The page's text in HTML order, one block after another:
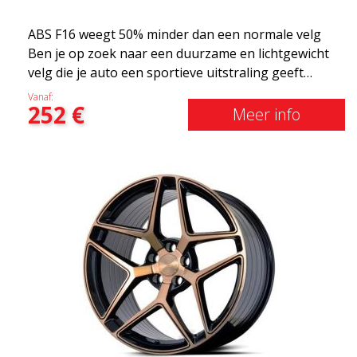
ABS F16 weegt 50% minder dan een normale velg
Ben je op zoek naar een duurzame en lichtgewicht
velg die je auto een sportieve uitstraling geeft
zonder het shirt te kosten? ABS F16 is onze eigen
poging om kwaliteitsbewuste klanten te voorzien
van een velg die profiteert van de nieuwste
gebied waar de ontwikkeling snel vordert en ABS
F16 staat echt op de voorgrond!
Vanaf:
252€ Meer info